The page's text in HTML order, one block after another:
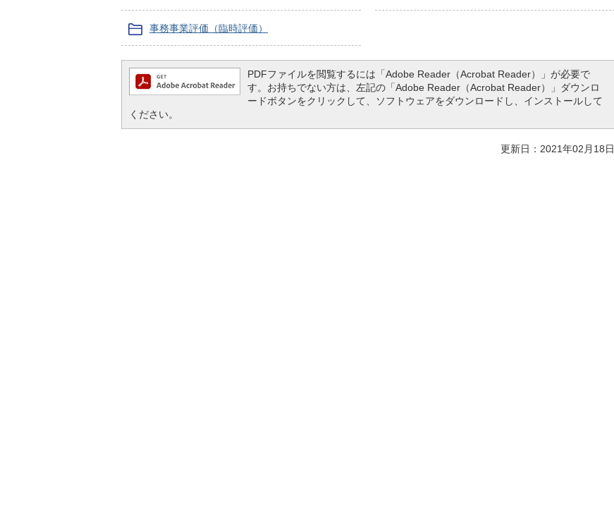
事務事業評価（臨時評価）
PDFファイルを閲覧するには「Adobe Reader（Acrobat Reader）」が必要で
す。お持ちでない方は、左記の「Adobe Reader（Acrobat Reader）」ダウンロ
ードボタンをクリックして、ソフトウェアをダウンロードし、インストールして
ください。
更新日：2021年02月18日